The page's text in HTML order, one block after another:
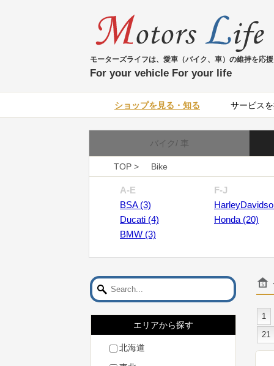
モーターズライフは、愛車（バイク、車）の維持を応援
For your vehicle For your life
ショップを見る・知る サービス
バイク/ 車
TOP > Bike
A-E
BSA (3)
Ducati (4)
BMW (3)
F-J
Honda (20)
エリアから探す
北海道
1
21